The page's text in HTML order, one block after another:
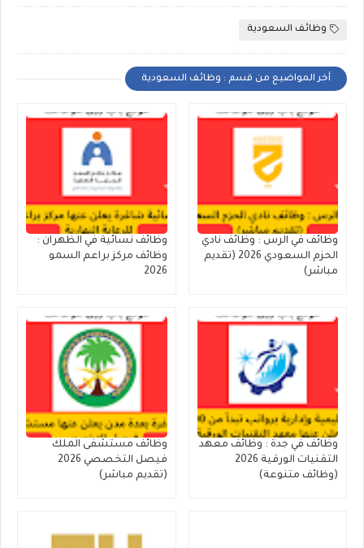
وظائف السعودية
أخر المواضيع من قسم : وظائف السعودية
وظائف في الرس : وظائف نادي
الحزم السعودي 2026 (تقديم
مباشر)
وظائف نسائية في الظهران :
وظائف مركز براعم السمو
2026
وظائف في جدة : وظائف معهد
التقنيات الورقية 2026
(وظائف متنوعة)
وظائف مستشفى الملك
فيصل التخصصي 2026
(تقديم مباشر)